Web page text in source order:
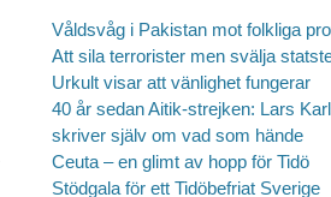
Våldsvåg i Pakistan mot folkliga
Att sila terrorister men svälja
Urkult visar att vänlighet fungerar
40 år sedan Aitik-strejken: Lars
skriver själv om vad som hände
Ceuta – en glimt av hopp för Tidö
Stödgala för ett Tidöbefriat Sverige